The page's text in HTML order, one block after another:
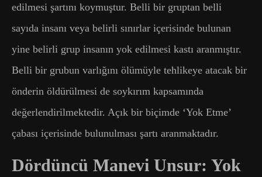
edilmesi şartını koymuştur. Belli bir gruptan belli
sayıda insanı veya belirli sınırlar içerisinde bulunan
yine belirli grup insanın yok edilmesi kastı aranmıştır.
Belli bir grubun varlığını ölümüyle tehlikeye atacak bir
önderin öldürülmesi de soykırım kapsamında
değerlendirilmektedir. Açık bir biçimde ‘Yok Etme’
çabası içerisinde bulunulması şartı aranmaktadır.
Dördüncü Manevi Unsur: Yok